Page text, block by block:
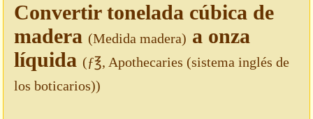
Convertir tonelada cúbica de
madera (Medida madera) a onza
líquida (ƒ℥, Apothecaries (sistema inglés de
los boticarios))